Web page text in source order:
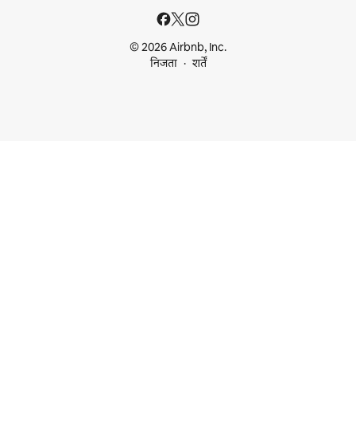
© 2026 Airbnb, Inc.
निजता
शर्तें